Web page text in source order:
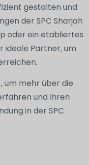
gestalten und
der SPC Sharjah
oder ein etabliertes
ideale Partner, um
, um mehr über die
und Ihren
in der SPC